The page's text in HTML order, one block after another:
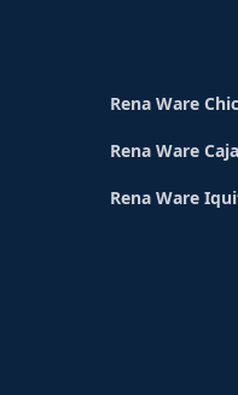
Rena Ware
Rena Ware
Rena Ware